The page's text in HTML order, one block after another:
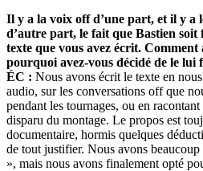
Il y a la voix off d’une part, et il y a
d’autre part, le fait que Bastien soit
texte que vous avez écrit. Comment
pourquoi avez-vous décidé de le lui
ÉC : Nous avons écrit le texte en
audio, sur les conversations off que
pendant les tournages, ou en
disparu du montage. Le propos est
documentaire, hormis quelques
de tout justifier. Nous avons
», mais nous avons finalement opté